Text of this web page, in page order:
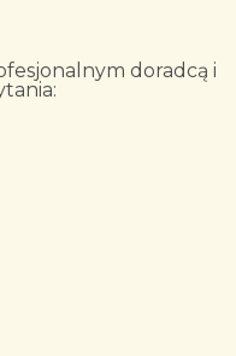
doradcą i